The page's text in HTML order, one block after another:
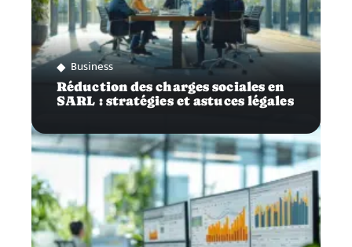
Business
Réduction des charges sociales en
SARL : stratégies et astuces légales